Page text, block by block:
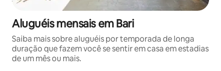
Aluguéis mensais em Bari
Saiba mais sobre aluguéis por temporada de longa
duração que fazem você se sentir em casa em estadias
de um mês ou mais.